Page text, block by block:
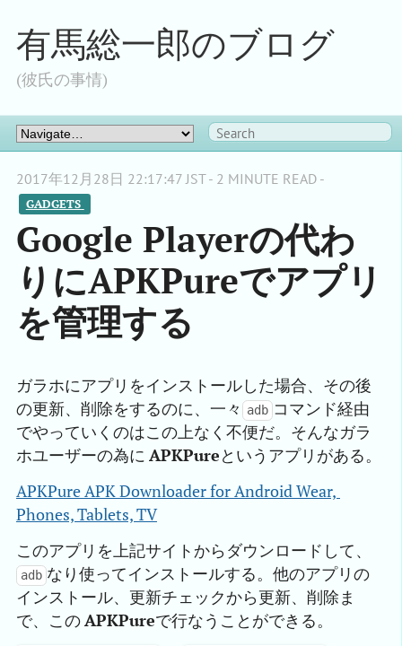
有馬総一郎のブログ
(彼氏の事情)
2017年12月28日 22:17:47 JST - 2 MINUTE READ -
GADGETS
Google Playerの代わ
りにAPKPureでアプリ
を管理する
ガラホにアプリをインストールした場合、その後
の更新、削除をするのに、一々
adb コマンド経由
でやっていくのはこの上なく不便だ。そんなガラ
ホユーザーの為に APKPureというアプリがある。
APKPure APK Downloader for Android Wear,
Phones, Tablets, TV
このアプリを上記サイトからダウンロードして、
adb なり使ってインストールする。他のアプリの
インストール、更新チェックから更新、削除ま
で、このAPKPureで行なうことができる。